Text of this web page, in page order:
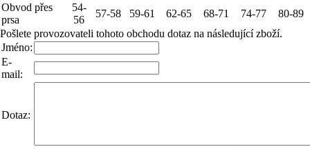
Obvod přes
prsa
54-
56
57-58 59-61 62-65 68-71 74-77
80-89
Pošlete provozovateli tohoto obchodu dotaz na následující zboží.
Jméno:
E-
mail:
Dotaz: